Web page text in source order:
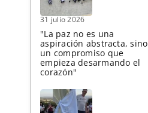
31 julio 2026
"La paz no es una
aspiración abstracta, sino
un compromiso que
empieza desarmando el
corazón"